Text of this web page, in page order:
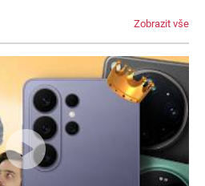
Zobrazit vše